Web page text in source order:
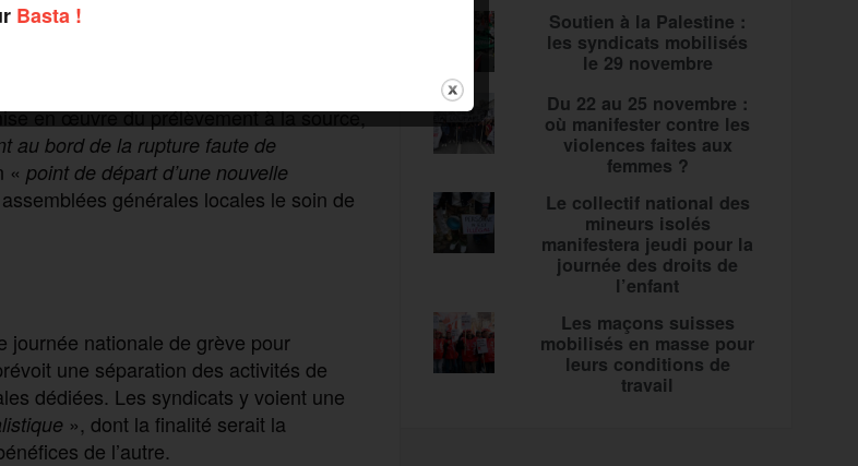
générale des finances publiques
à «
budgétaires
en œuvre du prélèvement à la source,
au bord de la rupture faute de
« point de départ d’une nouvelle
générales locales le soin de
journée nationale de grève pour
une séparation des activités de
dédiées. Les syndicats y voient une
», dont la finalité serait la
de l’autre.
Soutien à la Palestine :
les syndicats mobilisés
le 29 novembre
Du 22 au 25 novembre :
où manifester contre les
violences faites aux
femmes ?
Le collectif national des
mineurs isolés
manifestera jeudi pour la
journée des droits de
l’enfant
Les maçons suisses
mobilisés en masse pour
leurs conditions de
travail
Basta !